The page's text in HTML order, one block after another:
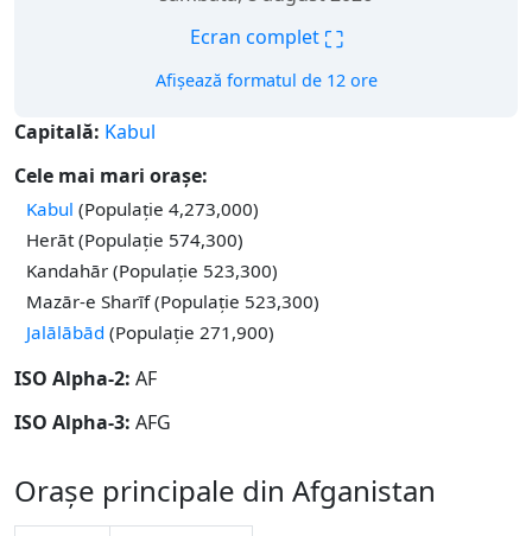
Ecran complet ⛶
Afișează formatul de 12 ore
Capitală: Kabul
Cele mai mari orașe:
Kabul (Populație 4,273,000)
Herāt (Populație 574,300)
Kandahār (Populație 523,300)
Mazār-e Sharīf (Populație 523,300)
Jalālābād (Populație 271,900)
ISO Alpha-2: AF
ISO Alpha-3: AFG
Orașe principale din Afganistan